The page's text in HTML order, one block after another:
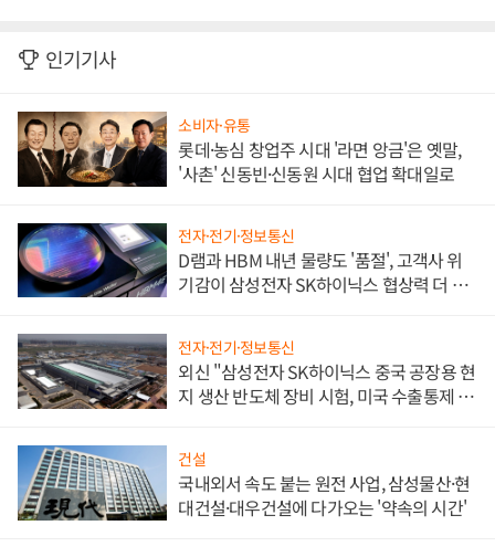
인기기사
소비자·유통
롯데·농심 창업주 시대 '라면 앙금'은 옛말,
'사촌' 신동빈·신동원 시대 협업 확대일로
전자·전기·정보통신
D램과 HBM 내년 물량도 '품절', 고객사 위
기감이 삼성전자 SK하이닉스 협상력 더 키
전자·전기·정보통신
외신 "삼성전자 SK하이닉스 중국 공장용 현
지 생산 반도체 장비 시험, 미국 수출통제 대
건설
국내외서 속도 붙는 원전 사업, 삼성물산·현
대건설·대우건설에 다가오는 '약속의 시간'